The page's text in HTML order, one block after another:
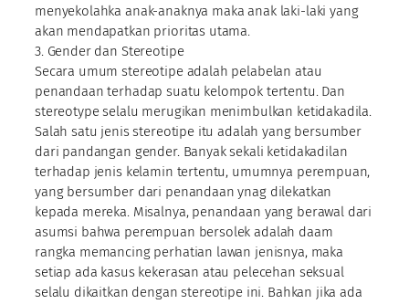
menyekolahka anak-anaknya maka anak laki-laki yang
akan mendapatkan prioritas utama.
3. Gender dan Stereotipe
Secara umum stereotipe adalah pelabelan atau
penandaan terhadap suatu kelompok tertentu. Dan
stereotype selalu merugikan menimbulkan ketidakadila.
Salah satu jenis stereotipe itu adalah yang bersumber
dari pandangan gender. Banyak sekali ketidakadilan
terhadap jenis kelamin tertentu, umumnya perempuan,
yang bersumber dari penandaan ynag dilekatkan
kepada mereka. Misalnya, penandaan yang berawal dari
asumsi bahwa perempuan bersolek adalah daam
rangka memancing perhatian lawan jenisnya, maka
setiap ada kasus kekerasan atau pelecehan seksual
selalu dikaitkan dengan stereotipe ini. Bahkan jika ada